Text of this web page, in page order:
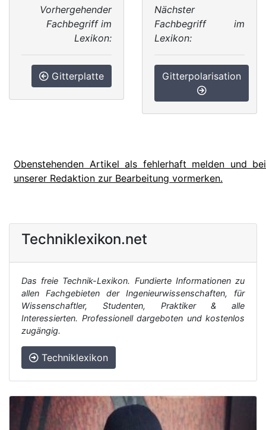
Vorhergehender
Fachbegriff im
Lexikon:
Gitterplatte
Nächster
Fachbegriff im
Lexikon:
Gitterpolarisation
Obenstehenden Artikel als fehlerhaft melden und bei
unserer Redaktion zur Bearbeitung vormerken.
Techniklexikon.net
Das freie Technik-Lexikon. Fundierte Informationen zu
allen Fachgebieten der Ingenieurwissenschaften, für
Wissenschaftler, Studenten, Praktiker & alle
Interessierten. Professionell dargeboten und kostenlos
zugängig.
Techniklexikon